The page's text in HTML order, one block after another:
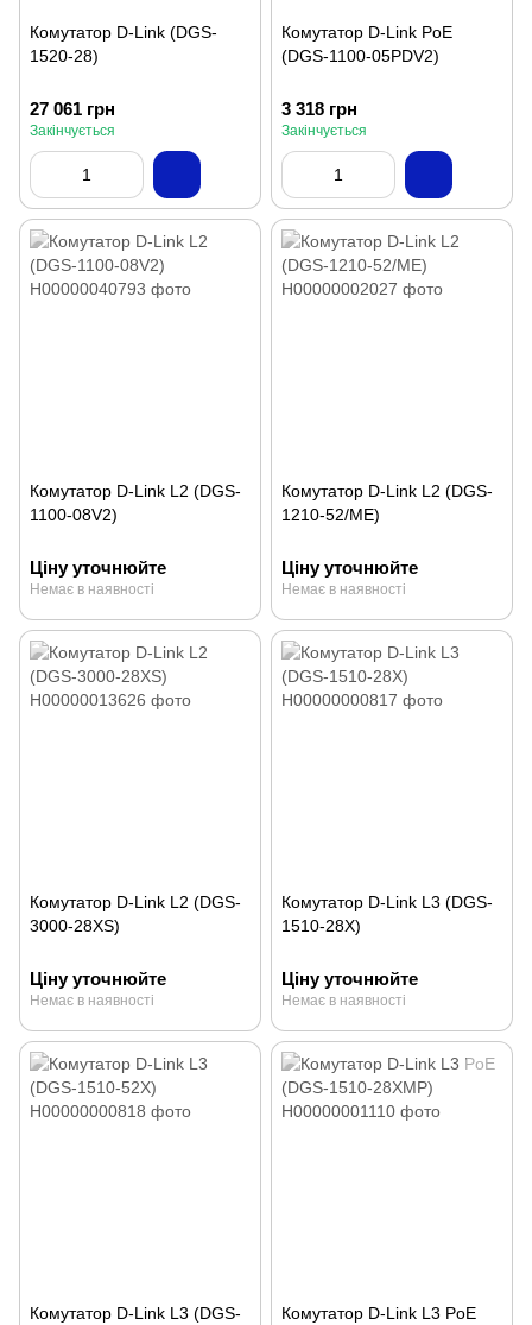
Комутатор D-Link (DGS-
1520-28)
27 061 грн
Закінчується
Комутатор D-Link PoE
(DGS-1100-05PDV2)
3 318 грн
Закінчується
Комутатор D-Link L2 (DGS-
1100-08V2)
Ціну уточнюйте
Немає в наявності
Комутатор D-Link L2 (DGS-
1210-52/ME)
Ціну уточнюйте
Немає в наявності
Комутатор D-Link L2 (DGS-
3000-28XS)
Ціну уточнюйте
Немає в наявності
Комутатор D-Link L3 (DGS-
1510-28X)
Ціну уточнюйте
Немає в наявності
Комутатор D-Link L3 (DGS-
Комутатор D-Link L3 PoE